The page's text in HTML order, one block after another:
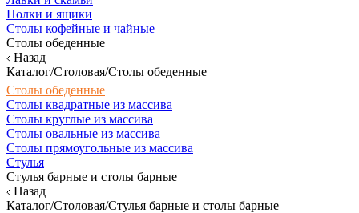
Полки и ящики
Столы кофейные и чайные
Столы обеденные
Назад
Каталог/Столовая/Столы обеденные
Столы обеденные
Столы квадратные из массива
Столы круглые из массива
Столы овальные из массива
Столы прямоугольные из массива
Стулья
Стулья барные и столы барные
Назад
Каталог/Столовая/Стулья барные и столы барные